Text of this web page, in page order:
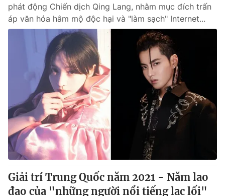
phát động Chiến dịch Qing Lang, nhằm mục đích trấn
áp văn hóa hâm mộ độc hại và "làm sạch" Internet...
Giải trí Trung Quốc năm 2021 - Năm lao
đao của "những người nổi tiếng lạc lối"